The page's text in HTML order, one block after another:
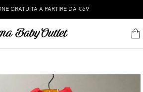
GRATUITA A PARTIRE DA €69